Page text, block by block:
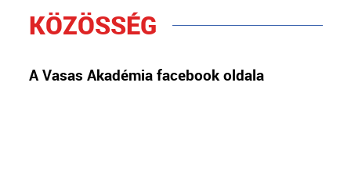
KÖZÖSSÉG
A Vasas Akadémia facebook oldala